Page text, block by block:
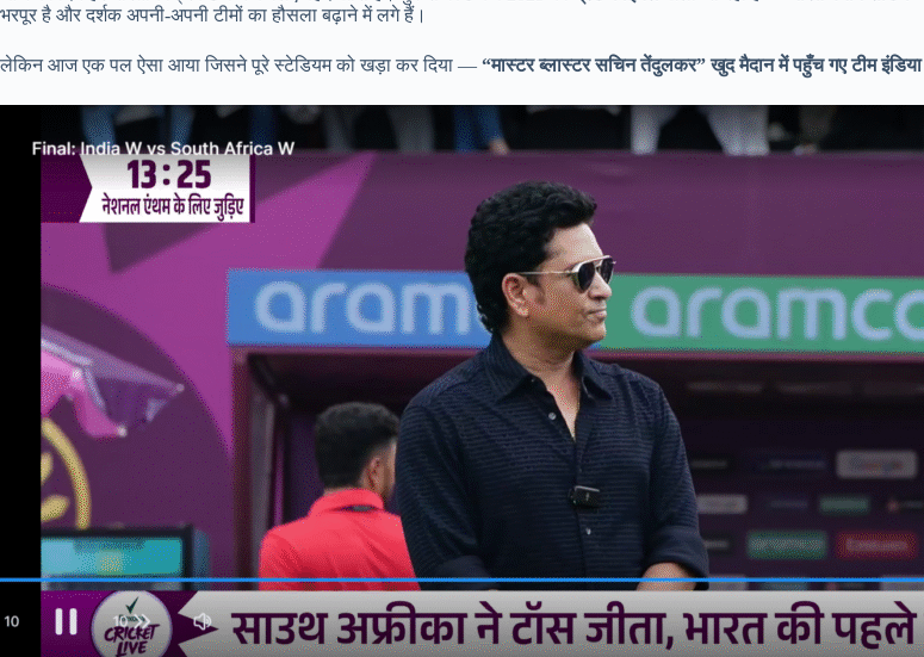
भरपूर है और दर्शक अपनी-अपनी टीमों का हौसला बढ़ाने में लगे हैं।
लेकिन आज एक पल ऐसा आया जिसने पूरे स्टेडियम को खड़ा कर दिया — “मास्टर ब्लास्टर सचिन तेंदुलकर” खुद मैदान में पहुँच गए टीम